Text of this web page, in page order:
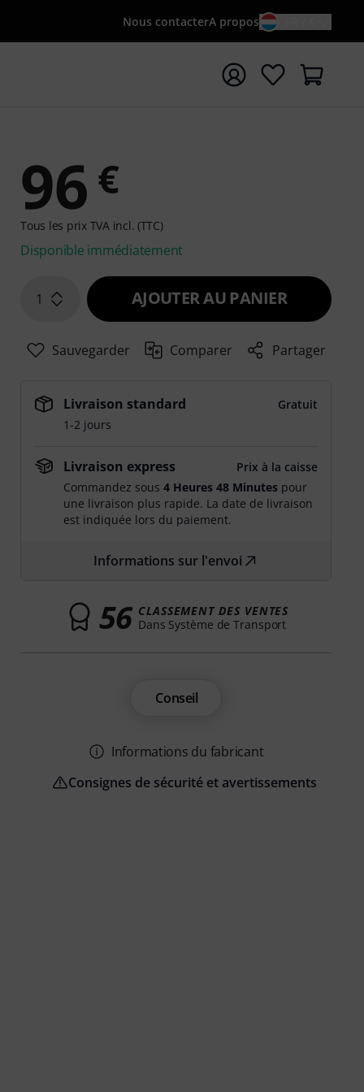
Nous contacterA propos
la recherche avec le terme de recherche
96 €
Tous les prix TVA incl. (TTC)
Disponible immédiatement
1 AJOUTER AU PANIER
Sauvegarder Comparer Partager
Livraison standard
Gratuit
1-2 jours
Livraison express
Prix à la caisse
Commandez sous4 Heures 48 Minutes pour
une livraison plus rapide. La date de livraison
est indiquée lors du paiement.
Informations sur l'envoi
56 CLASSEMENT DES VENTES
Dans Système de Transport
Conseil
Informations du fabricant
Consignes de sécurité et avertissements